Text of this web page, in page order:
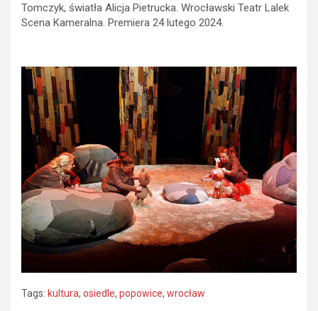
Tomczyk, światła Alicja Pietrucka. Wrocławski Teatr Lalek
Scena Kameralna. Premiera 24 lutego 2024.
Tags: kultura, osiedle, popowice, wrocław